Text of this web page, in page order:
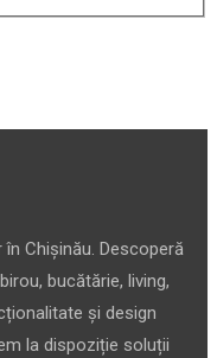
Chișinău. Descoperă
bucătărie, living,
și design
la dispoziție soluții